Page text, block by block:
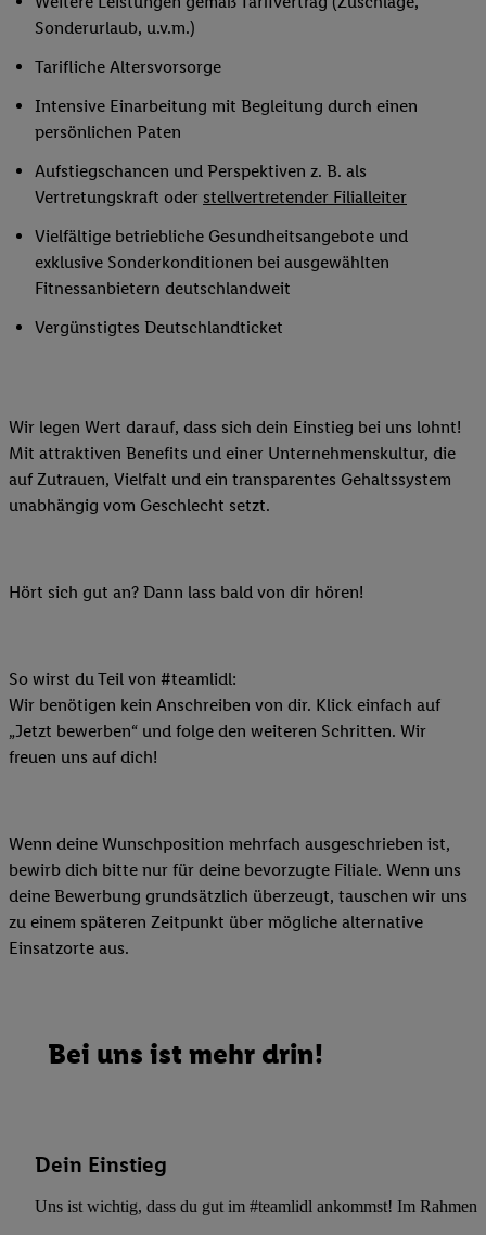
Sonderurlaub, u.v.m.)
Tarifliche Altersvorsorge
Intensive Einarbeitung mit Begleitung durch einen
persönlichen Paten
Aufstiegschancen und Perspektiven z. B. als
Vertretungskraft oder stellvertretender Filialleiter
Vielfältige betriebliche Gesundheitsangebote und
exklusive Sonderkonditionen bei ausgewählten
Fitnessanbietern deutschlandweit
Vergünstigtes Deutschlandticket
Wir legen Wert darauf, dass sich dein Einstieg bei uns lohnt!
Mit attraktiven Benefits und einer Unternehmenskultur, die
auf Zutrauen, Vielfalt und ein transparentes Gehaltssystem
unabhängig vom Geschlecht setzt.
Hört sich gut an? Dann lass bald von dir hören!
So wirst du Teil von #teamlidl:
Wir benötigen kein Anschreiben von dir. Klick einfach auf
„Jetzt bewerben“ und folge den weiteren Schritten. Wir
freuen uns auf dich!
Wenn deine Wunschposition mehrfach ausgeschrieben ist,
bewirb dich bitte nur für deine bevorzugte Filiale. Wenn uns
deine Bewerbung grundsätzlich überzeugt, tauschen wir uns
zu einem späteren Zeitpunkt über mögliche alternative
Einsatzorte aus.
Bei uns ist mehr drin!
Dein Einstieg
Uns ist wichtig, dass du gut im #teamlidl ankommst! Im Rahmen